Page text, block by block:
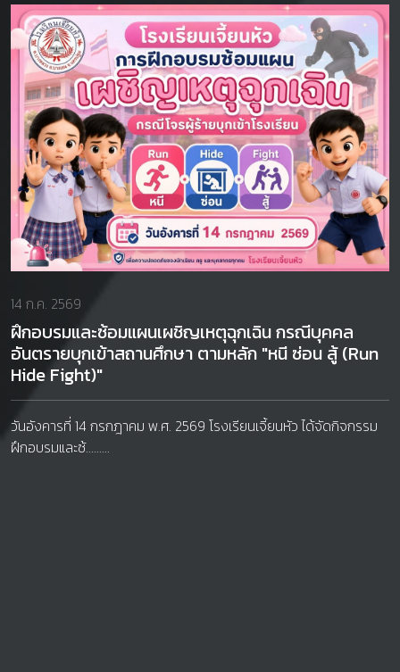
14 ก.ค. 2569
ฝึกอบรมและซ้อมแผนเผชิญเหตุฉุกเฉิน กรณีบุคคล
อันตรายบุกเข้าสถานศึกษา ตามหลัก "หนี ซ่อน สู้ (Run
Hide Fight)"
วันอังคารที่ 14 กรกฎาคม พ.ศ. 2569 โรงเรียนเจี้ยนหัว ได้จัดกิจกรรม
ฝึกอบรมและซ้.........